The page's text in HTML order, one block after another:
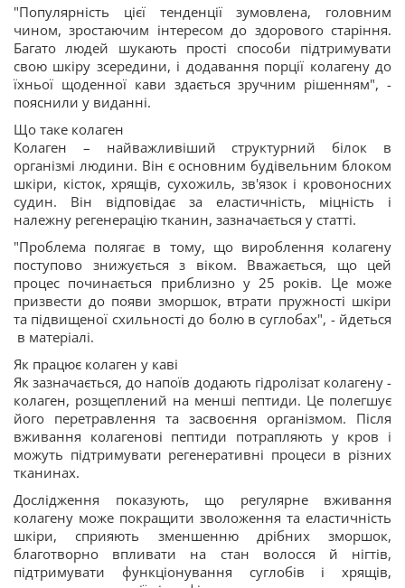
"Популярність цієї тенденції зумовлена, головним
чином, зростаючим інтересом до здорового старіння.
Багато людей шукають прості способи підтримувати
свою шкіру зсередини, і додавання порції колагену до
їхньої щоденної кави здається зручним рішенням", -
пояснили у виданні.
Що таке колаген
Колаген – найважливіший структурний білок в
організмі людини. Він є основним будівельним блоком
шкіри, кісток, хрящів, сухожиль, зв'язок і кровоносних
судин. Він відповідає за еластичність, міцність і
належну регенерацію тканин, зазначається у статті.
"Проблема полягає в тому, що вироблення колагену
поступово знижується з віком. Вважається, що цей
процес починається приблизно у 25 років. Це може
призвести до появи зморшок, втрати пружності шкіри
та підвищеної схильності до болю в суглобах", - йдеться
в матеріалі.
Як працює колаген у каві
Як зазначається, до напоїв додають гідролізат колагену -
колаген, розщеплений на менші пептиди. Це полегшує
його перетравлення та засвоєння організмом. Після
вживання колагенові пептиди потрапляють у кров і
можуть підтримувати регенеративні процеси в різних
тканинах.
Дослідження показують, що регулярне вживання
колагену може покращити зволоження та еластичність
шкіри, сприяють зменшенню дрібних зморшок,
благотворно впливати на стан волосся й нігтів,
підтримувати функціонування суглобів і хрящів,